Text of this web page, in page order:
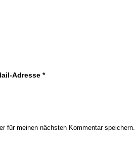
Adresse *
für meinen nächsten Kommentar speichern.